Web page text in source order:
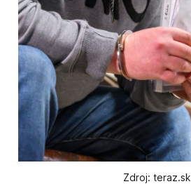
Zdroj: teraz.sk